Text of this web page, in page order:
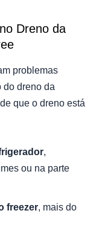
Dreno da
problemas
do dreno da
que o dreno está
,
ou na parte
freezer, mais do